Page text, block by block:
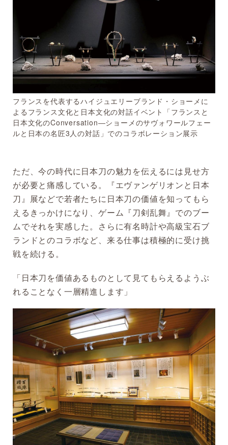
フランスを代表するハイジュエリーブランド・ショーメに
よるフランス文化と日本文化の対話イベント「フランスと
日本文化のConversation―ショーメのサヴォワールフェー
ルと日本の名匠3人の対話」でのコラボレーション展示
ただ、今の時代に日本刀の魅力を伝えるには見せ方
が必要と痛感している。『エヴァンゲリオンと日本
刀』展などで若者たちに日本刀の価値を知ってもら
えるきっかけになり、ゲーム『刀剣乱舞』でのブー
ムでそれを実感した。さらに有名時計や高級宝石ブ
ランドとのコラボなど、来る仕事は積極的に受け挑
戦を続ける。
「日本刀を価値あるものとして見てもらえるようぶ
れることなく一層精進します」